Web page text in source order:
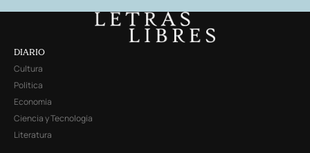
DIARIO
Cultura
Política
Economía
Ciencia y Tecnología
Literatura